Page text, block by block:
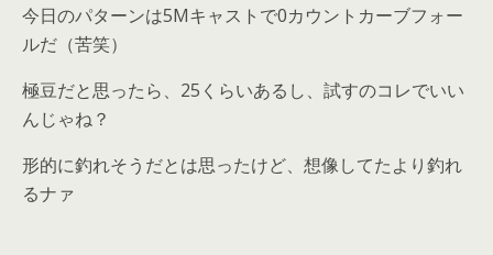
今日のパターンは5Mキャストで0カウントカーブフォー
ルだ（苦笑）
極豆だと思ったら、25くらいあるし、試すのコレでいい
んじゃね？
形的に釣れそうだとは思ったけど、想像してたより釣れ
るナァ